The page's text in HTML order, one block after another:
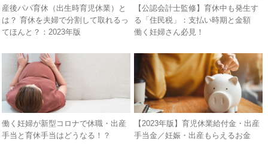
産後パパ育休（出生時育児休業）と
は？ 育休を夫婦で分割して取れるっ
てほんと？：2023年版
【公認会計士監修】育休中も発生す
る「住民税」：支払い時期と金額
働く妊婦さん必見！
働く妊婦が新型コロナで休職・出産
手当と育休手当はどうなる！？
【2023年版】育児休業給付金・出産
手当金／妊娠・出産もらえるお金